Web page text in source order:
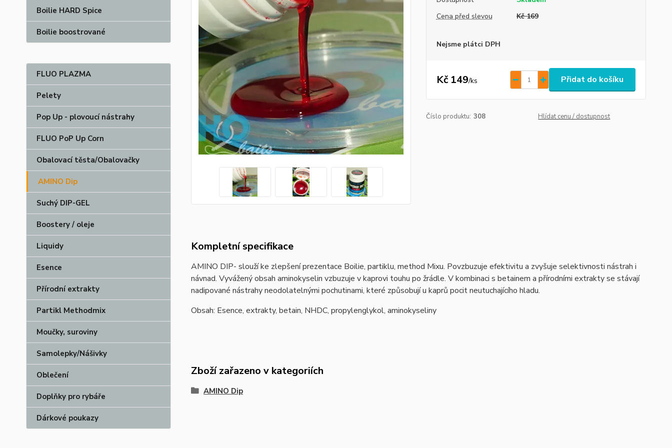
Boilie HARD Spice
Boilie boostrované
FLUO PLAZMA
Pelety
Pop Up - plovoucí nástrahy
FLUO PoP Up Corn
Obalovací těsta/Obalovačky
AMINO Dip
Suchý DIP-GEL
Boostery / oleje
Liquidy
Esence
Přírodní extrakty
Partikl Methodmix
Moučky, suroviny
Samolepky/Nášivky
Oblečení
Doplňky pro rybáře
Dárkové poukazy
Cena před slevou
Kč 169
Nejsme plátci DPH
Kč 149/ks Přidat do košíku
Číslo produktu: 308 Hlídat cenu / dostupnost
Kompletní specifikace
AMINO DIP- slouží ke zlepšení prezentace Boilie, partiklu, method Mixu. Povzbuzuje efektivitu a zvyšuje selektivnosti nástrah i
návnad. Vyvážený obsah aminokyselin vzbuzuje v kaprovi touhu po žrádle. V kombinaci s betainem a přírodními extrakty se stávají
nadipované nástrahy neodolatelnými pochutinami, které způsobují u kaprů pocit neutuchajícího hladu.
Obsah: Esence, extrakty, betain, NHDC, propylenglykol, aminokyseliny
Zboží zařazeno v kategoriích
AMINO Dip